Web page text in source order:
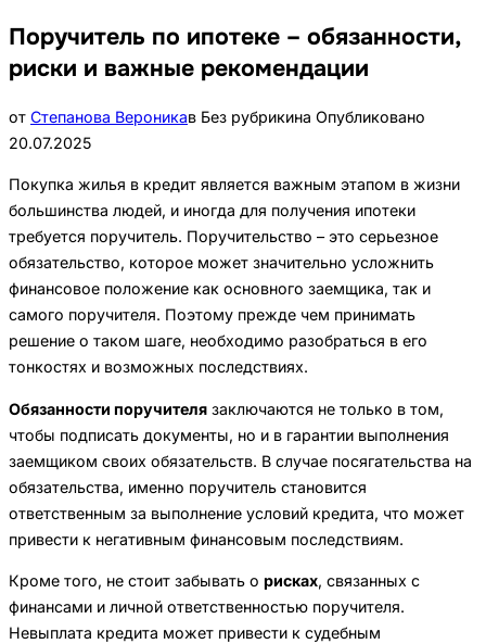
Поручитель по ипотеке – обязанности,
риски и важные рекомендации
от Степанова Вероникав Без рубрикина Опубликовано
20.07.2025
Покупка жилья в кредит является важным этапом в жизни
большинства людей, и иногда для получения ипотеки
требуется поручитель. Поручительство – это серьезное
обязательство, которое может значительно усложнить
финансовое положение как основного заемщика, так и
самого поручителя. Поэтому прежде чем принимать
решение о таком шаге, необходимо разобраться в его
тонкостях и возможных последствиях.
Обязанности поручителя заключаются не только в том,
чтобы подписать документы, но и в гарантии выполнения
заемщиком своих обязательств. В случае посягательства на
обязательства, именно поручитель становится
ответственным за выполнение условий кредита, что может
привести к негативным финансовым последствиям.
Кроме того, не стоит забывать о рисках, связанных с
финансами и личной ответственностью поручителя.
Невыплата кредита может привести к судебным